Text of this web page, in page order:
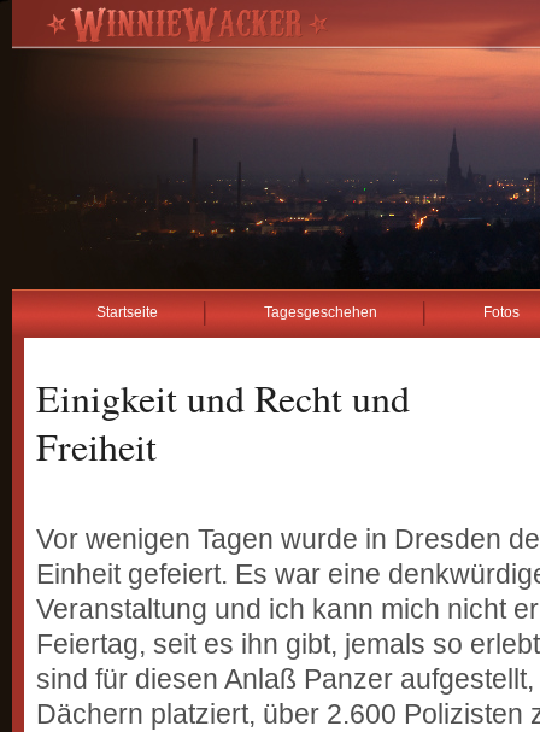
Startseite Tagesgeschehen Fotos
Einigkeit und Recht und
Freiheit
Vor wenigen Tagen wurde in Dresden
Einheit gefeiert. Es war eine
Veranstaltung und ich kann mich nicht
Feiertag, seit es ihn gibt, jemals so
sind für diesen Anlaß Panzer
Dächern platziert, über 2.600 Polizisten